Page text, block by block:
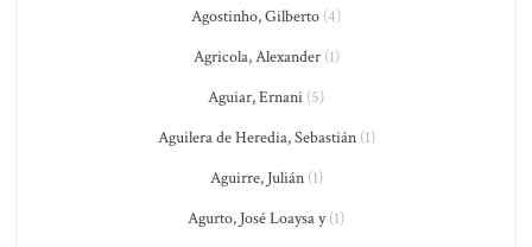
Agostinho, Gilberto (4)
Agricola, Alexander(1)
Aguiar, Ernani (5)
Aguilera de Heredia, Sebastián(1)
Aguirre, Julián(1)
Agurto, José Loaysa y(1)